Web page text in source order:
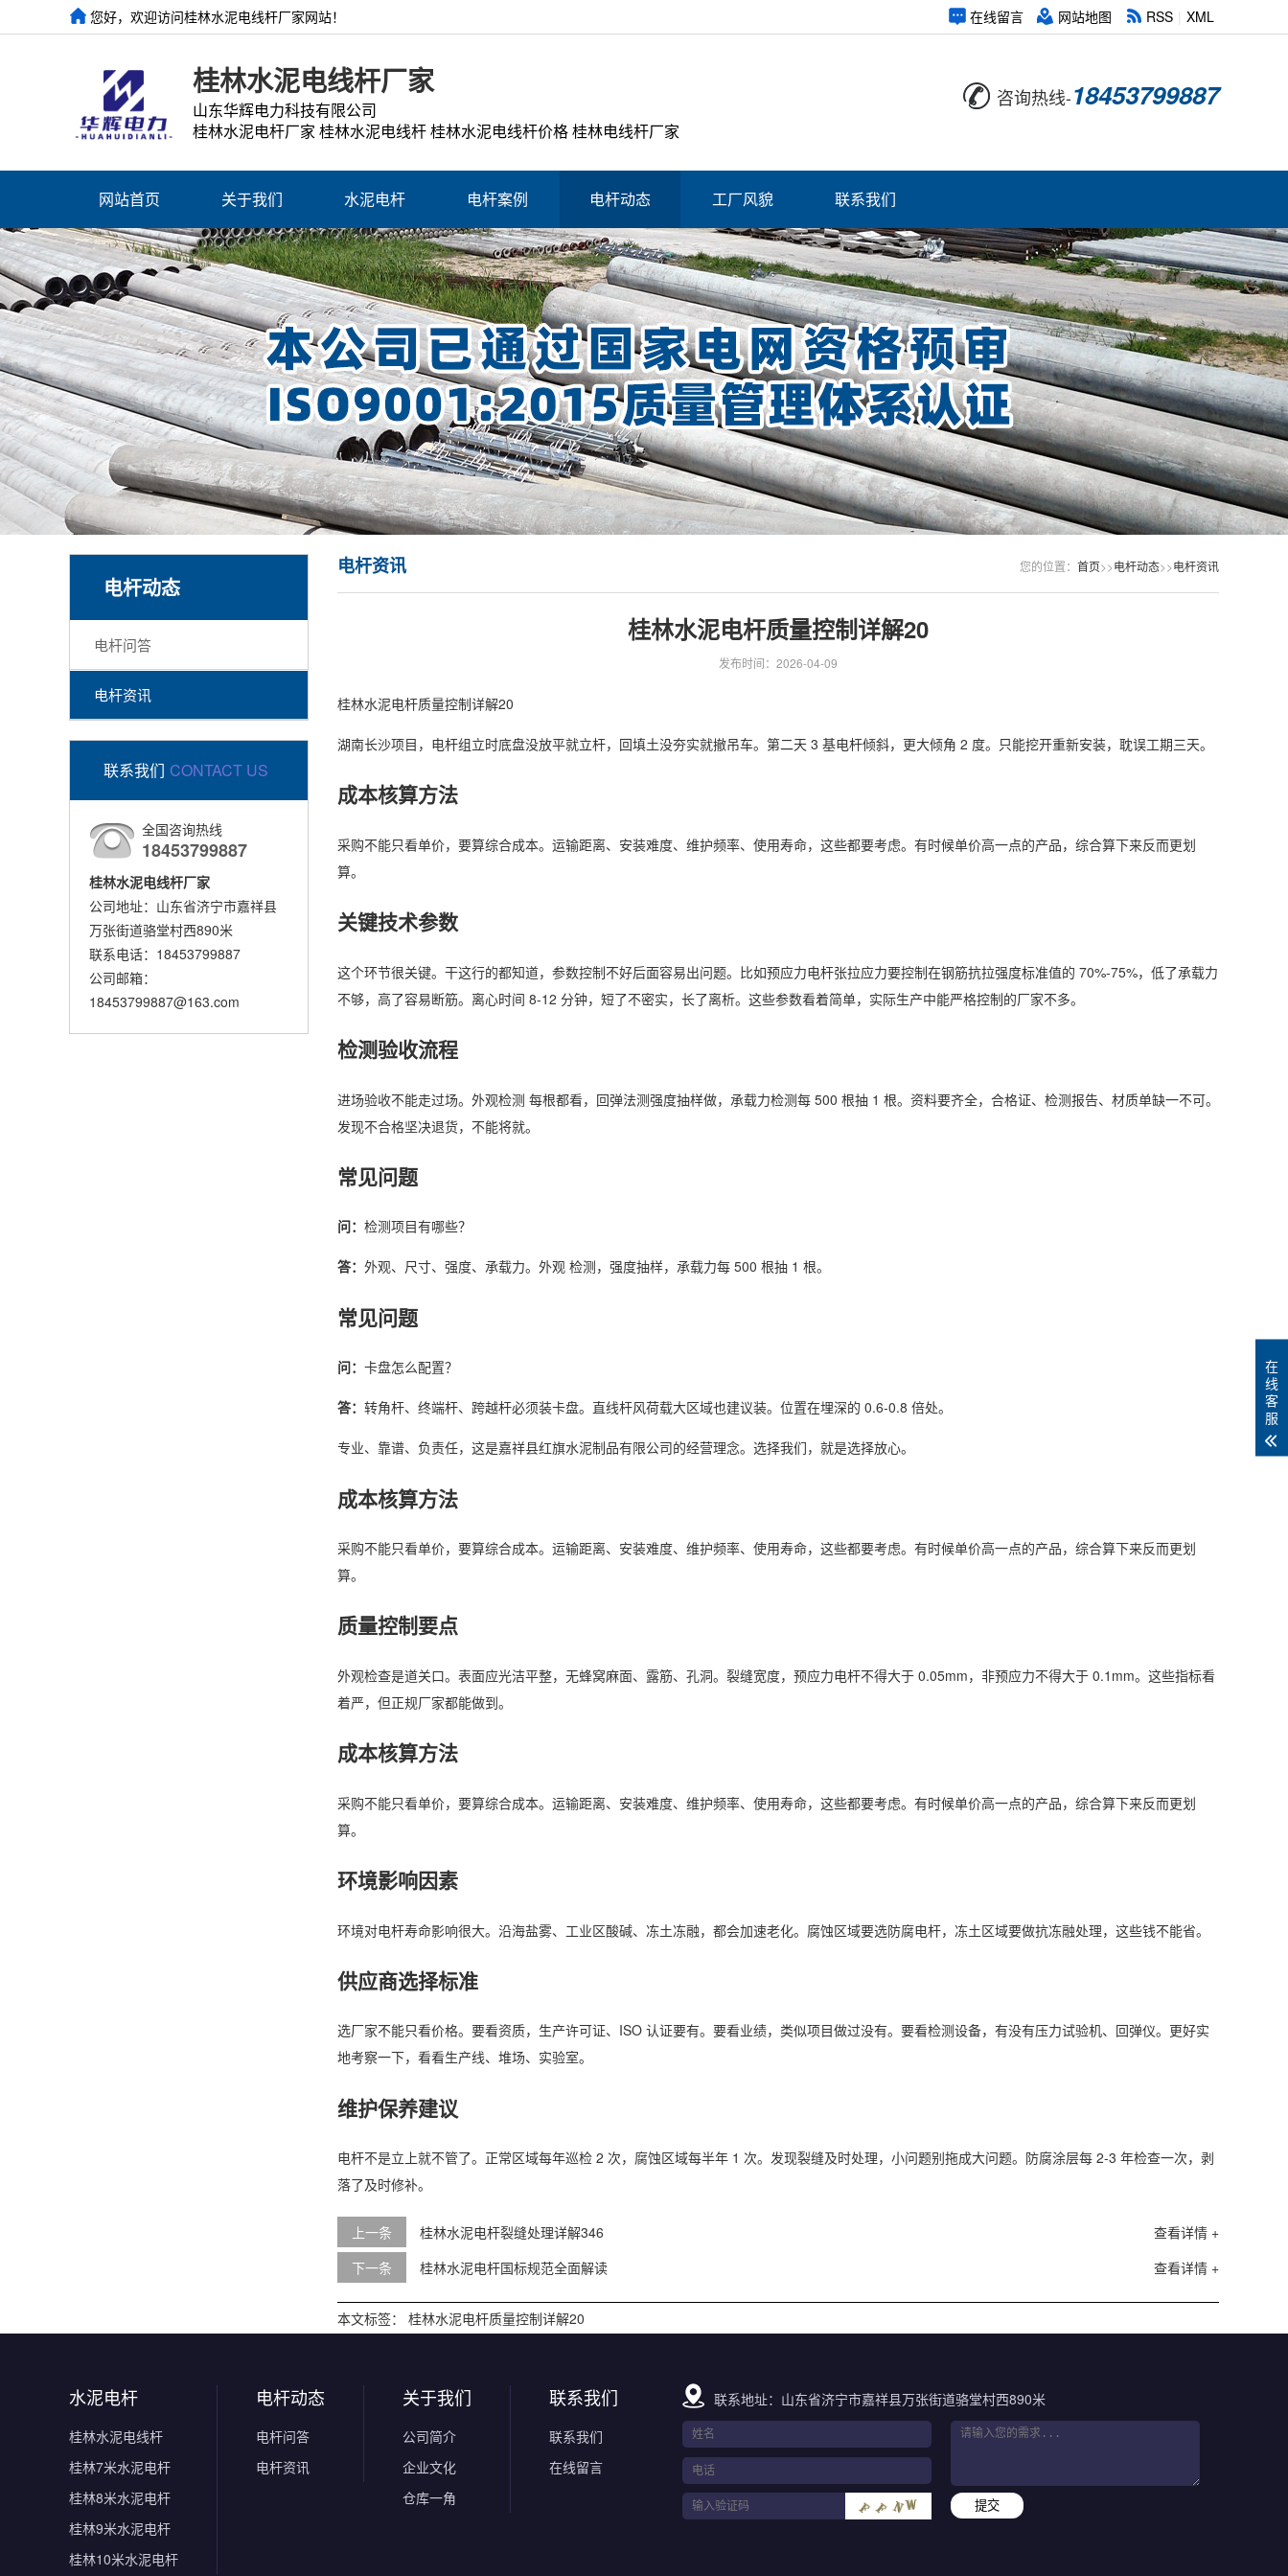
在线留言 网站地图 RSS XML
您好，欢迎访问桂林水泥电线杆厂家网站！
桂林水泥电线杆厂家
山东华辉电力科技有限公司
桂林水泥电杆厂家 桂林水泥电线杆 桂林水泥电线杆价格 桂林电线杆厂家
咨询热线-18453799887
网站首页 关于我们 水泥电杆 电杆案例 电杆动态 工厂风貌 联系我们
电杆动态
电杆问答
电杆资讯
联系我们 CONTACT US
全国咨询热线
18453799887
桂林水泥电线杆厂家
公司地址：山东省济宁市嘉祥县
万张街道骆堂村西890米
联系电话：18453799887
公司邮箱：
18453799887@163.com
您的位置： 首页>>电杆动态>>电杆资讯
电杆资讯
桂林水泥电杆质量控制详解20
发布时间：2026-04-09
桂林水泥电杆质量控制详解20
湖南长沙项目，电杆组立时底盘没放平就立杆，回填土没夯实就撤吊车。第二天 3 基电杆倾斜，更大倾角 2 度。只能挖开重新安装，耽误工期三天。
成本核算方法
采购不能只看单价，要算综合成本。运输距离、安装难度、维护频率、使用寿命，这些都要考虑。有时候单价高一点的产品，综合算下来反而更划
算。
关键技术参数
这个环节很关键。干这行的都知道，参数控制不好后面容易出问题。比如预应力电杆张拉应力要控制在钢筋抗拉强度标准值的 70%-75%，低了承载力
不够，高了容易断筋。离心时间 8-12 分钟，短了不密实，长了离析。这些参数看着简单，实际生产中能严格控制的厂家不多。
检测验收流程
进场验收不能走过场。外观检测 每根都看，回弹法测强度抽样做，承载力检测每 500 根抽 1 根。资料要齐全，合格证、检测报告、材质单缺一不可。
发现不合格坚决退货，不能将就。
常见问题
问： 检测项目有哪些？
答： 外观、尺寸、强度、承载力。外观 检测，强度抽样，承载力每 500 根抽 1 根。
常见问题
问： 卡盘怎么配置？
答： 转角杆、终端杆、跨越杆必须装卡盘。直线杆风荷载大区域也建议装。位置在埋深的 0.6-0.8 倍处。
专业、靠谱、负责任，这是嘉祥县红旗水泥制品有限公司的经营理念。选择我们，就是选择放心。
成本核算方法
采购不能只看单价，要算综合成本。运输距离、安装难度、维护频率、使用寿命，这些都要考虑。有时候单价高一点的产品，综合算下来反而更划
算。
质量控制要点
外观检查是道关口。表面应光洁平整，无蜂窝麻面、露筋、孔洞。裂缝宽度，预应力电杆不得大于 0.05mm，非预应力不得大于 0.1mm。这些指标看
着严，但正规厂家都能做到。
成本核算方法
采购不能只看单价，要算综合成本。运输距离、安装难度、维护频率、使用寿命，这些都要考虑。有时候单价高一点的产品，综合算下来反而更划
算。
环境影响因素
环境对电杆寿命影响很大。沿海盐雾、工业区酸碱、冻土冻融，都会加速老化。腐蚀区域要选防腐电杆，冻土区域要做抗冻融处理，这些钱不能省。
供应商选择标准
选厂家不能只看价格。要看资质，生产许可证、ISO 认证要有。要看业绩，类似项目做过没有。要看检测设备，有没有压力试验机、回弹仪。更好实
地考察一下，看看生产线、堆场、实验室。
维护保养建议
电杆不是立上就不管了。正常区域每年巡检 2 次，腐蚀区域每半年 1 次。发现裂缝及时处理，小问题别拖成大问题。防腐涂层每 2-3 年检查一次，剥
落了及时修补。
上一条 查看详情 +
桂林水泥电杆裂缝处理详解346
下一条
查看详情 +
桂林水泥电杆国标规范全面解读
本文标签： 桂林水泥电杆质量控制详解20
水泥电杆
桂林水泥电线杆
桂林7米水泥电杆
桂林8米水泥电杆
桂林9米水泥电杆
桂林10米水泥电杆
电杆动态
电杆问答
电杆资讯
关于我们
公司简介
企业文化
仓库一角
联系我们
联系我们
在线留言
联系地址：山东省济宁市嘉祥县万张街道骆堂村西890米
提交
在
线
客
服